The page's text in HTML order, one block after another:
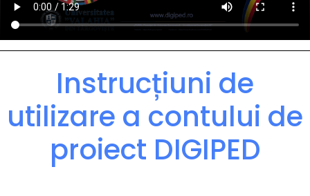
Instrucțiuni de
utilizare a contului de
proiect DIGIPED